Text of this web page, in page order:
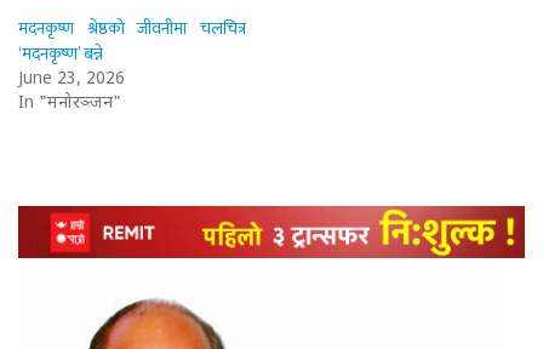
मदनकृष्ण श्रेष्ठको जीवनीमा चलचित्र
‘मदनकृष्ण’ बन्ने
June 23, 2026
In "मनोरञ्जन"